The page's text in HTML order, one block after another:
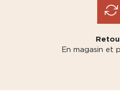
En magasin et